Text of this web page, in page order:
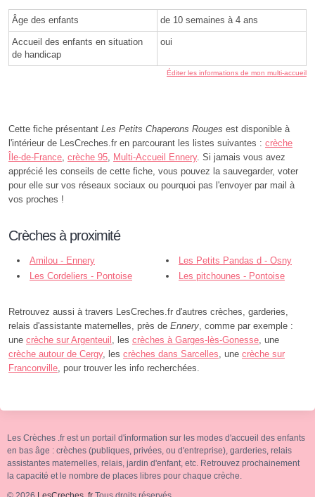
Âge des enfants de 10 semaines à 4 ans
Accueil des enfants en situation
de handicap
oui
Éditer les informations de mon multi-accueil
Cette fiche présentant Les Petits Chaperons Rouges est disponible à
l'intérieur de LesCreches.fr en parcourant les listes suivantes : crèche
Île-de-France crèche 95 Multi-Accueil Ennery. Si jamais vous avez
apprécié les conseils de cette fiche, vous pouvez la sauvegarder, voter
pour elle sur vos réseaux sociaux ou pourquoi pas l'envoyer par mail à
vos proches !
Crèches à proximité
Amilou - Ennery
Les Petits Pandas d - Osny
Les Cordeliers - Pontoise
Les pitchounes - Pontoise
Retrouvez aussi à travers LesCreches.fr d'autres crèches, garderies,
relais d'assistante maternelles, près de Ennery , comme par exemple :
une crèche sur Argenteuil , les crèches à Garges-lès-Gonesse , une
crèche autour de Cergy, les crèches dans Sarcelles , une crèche sur
Franconville , pour trouver les info recherchées.
Les Crèches .fr est un portail d'information sur les modes d'accueil des enfants
en bas âge : crèches (publiques, privées, ou d'entreprise), garderies, relais
assistantes maternelles, relais, jardin d'enfant, etc. Retrouvez prochainement
la capacité et le nombre de places libres pour chaque crèche.